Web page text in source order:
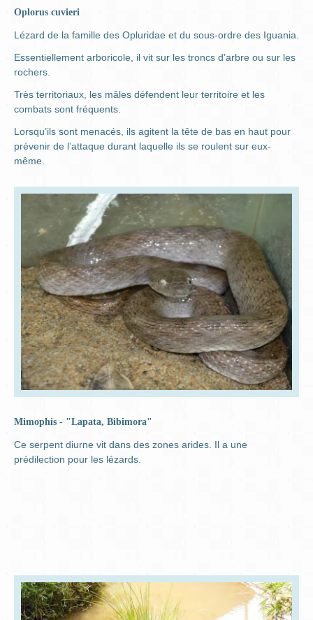
Oplorus cuvieri
Lézard de la famille des Opluridae et du sous-ordre des Iguania.
Essentiellement arboricole, il vit sur les troncs d’arbre ou sur les
rochers.
Très territoriaux, les mâles défendent leur territoire et les
combats sont fréquents.
Lorsqu’ils sont menacés, ils agitent la tête de bas en haut pour
prévenir de l’attaque durant laquelle ils se roulent sur eux-
même.
Mimophis - "Lapata, Bibimora"
Ce serpent diurne vit dans des zones arides. Il a une
prédilection pour les lézards.